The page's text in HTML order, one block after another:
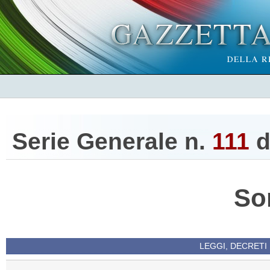
Serie Generale n. 111
LEGGI, DECRETI